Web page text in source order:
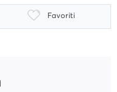
Favoriti